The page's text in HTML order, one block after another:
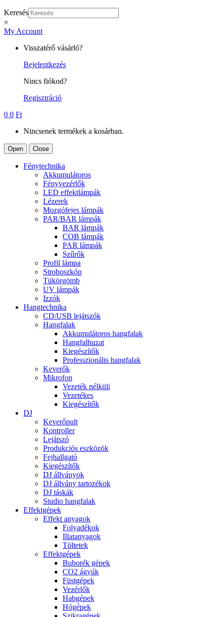
Keresés
×
My Account
Visszatérő vásárló?
Bejelentkezés
Nincs fiókod?
Regisztráció
0 0 Ft
Nincsenek termékek a kosárban.
Open Close
Fénytechnika
Akkumulátoros
Fényvezérlők
LED effektlámpák
Lézerek
Mozgófejes lámpák
PAR/BAR lámpák
BAR lámpák
COB lámpák
PAR lámpák
Szűrők
Profil lámpa
Stroboszkóp
Tükörgömb
UV lámpák
Izzók
Hangtechnika
CD/USB lejátszók
Hangfalak
Akkumulátoros hangfalak
Hangfalhuzat
Kiegészítők
Professzionális hangfalak
Keverők
Mikrofon
Vezeték nélküli
Vezetékes
Kiegészítők
DJ
Keverőpult
Kontroller
Lejátszó
Produkciós eszközök
Fejhallgató
Kiegészítők
DJ állványok
DJ állvány tartozékok
DJ táskák
Studio hangfalak
Effektgépek
Effekt anyagok
Folyadékok
Illatanyagok
Töltetek
Effektgépek
Buborék gépek
CO2 ágyúk
Füstgépek
Vezérlők
Habgépek
Hógépek